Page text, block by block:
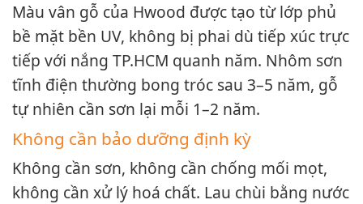
Màu vân gỗ của Hwood được tạo từ lớp phủ
bề mặt bền UV, không bị phai dù tiếp xúc trực
tiếp với nắng TP.HCM quanh năm. Nhôm sơn
tĩnh điện thường bong tróc sau 3–5 năm, gỗ
tự nhiên cần sơn lại mỗi 1–2 năm.
Không cần bảo dưỡng định kỳ
Không cần sơn, không cần chống mối mọt,
không cần xử lý hoá chất. Lau chùi bằng nước